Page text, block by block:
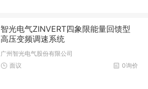
智光电气ZINVERT四象限能量回馈型
高压变频调速系统
广州智光电气股份有限公司
0询价
面议